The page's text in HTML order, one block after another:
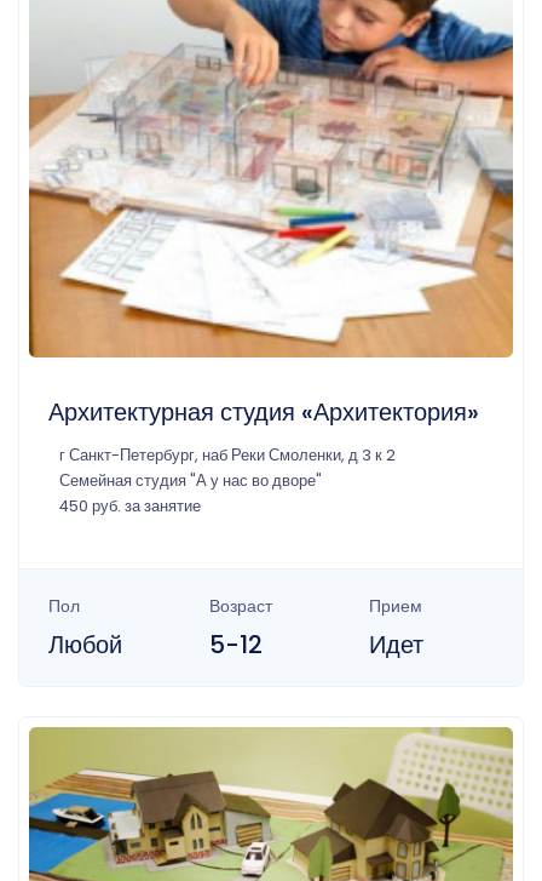
Архитектурная студия «Архитектория»
г Санкт-Петербург, наб Реки Смоленки, д 3 к 2
Семейная студия "А у нас во дворе"
450 руб. за занятие
Пол
Любой
Возраст
5-12
Прием
Идет